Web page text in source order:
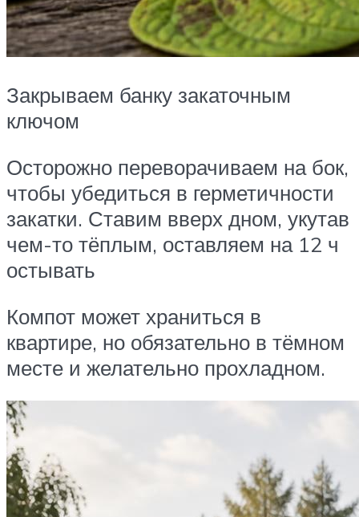
Закрываем банку закаточным
ключом
Осторожно переворачиваем на бок,
чтобы убедиться в герметичности
закатки. Ставим вверх дном, укутав
чем-то тёплым, оставляем на 12 ч
остывать
Компот может храниться в
квартире, но обязательно в тёмном
месте и желательно прохладном.